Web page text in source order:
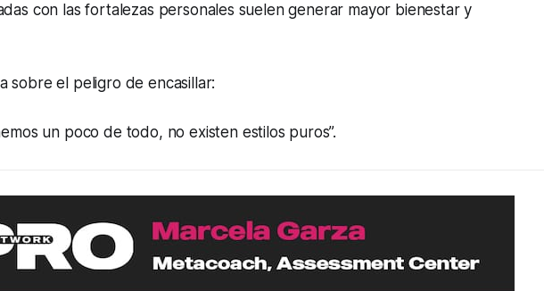
con las fortalezas personales suelen generar mayor bienestar y
sobre el peligro de encasillar:
un poco de todo, no existen estilos puros”.